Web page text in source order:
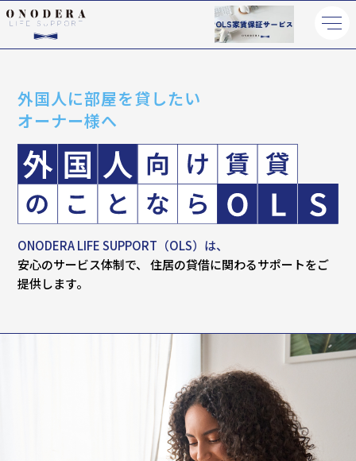
外国人に部屋を貸したい
オーナー様へ
ONODERA LIFE SUPPORT（OLS）は、
安心のサービス体制で、
住居の貸借に関わるサポートをご
提供します。